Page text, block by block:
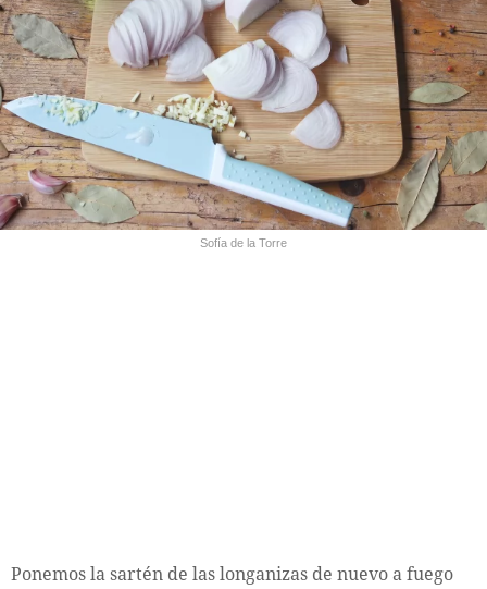
Sofía de la Torre
Ponemos la sartén de las longanizas de nuevo a fuego